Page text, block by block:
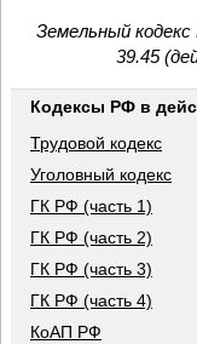
Земельный
39.45
Кодексы РФ в
Трудовой кодекс
Уголовный кодекс
ГК РФ (часть 1)
ГК РФ (часть 2)
ГК РФ (часть 3)
ГК РФ (часть 4)
КоАП РФ